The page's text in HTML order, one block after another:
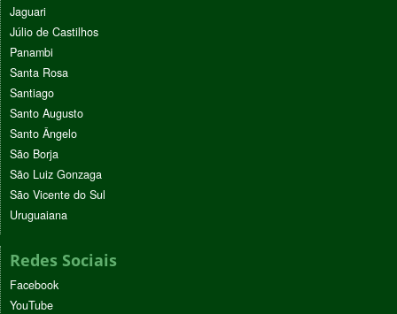
Jaguari
Júlio de Castilhos
Panambi
Santa Rosa
Santiago
Santo Augusto
Santo Ângelo
São Borja
São Luiz Gonzaga
São Vicente do Sul
Uruguaiana
Redes Sociais
Facebook
YouTube